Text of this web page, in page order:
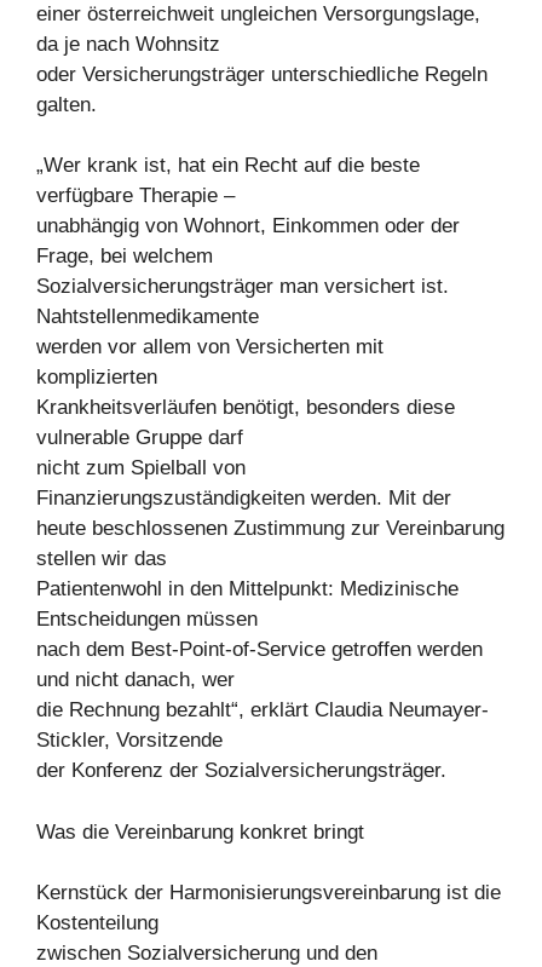
einer österreichweit ungleichen Versorgungslage,
da je nach Wohnsitz
oder Versicherungsträger unterschiedliche Regeln
galten.
„Wer krank ist, hat ein Recht auf die beste
verfügbare Therapie –
unabhängig von Wohnort, Einkommen oder der
Frage, bei welchem
Sozialversicherungsträger man versichert ist.
Nahtstellenmedikamente
werden vor allem von Versicherten mit
komplizierten
Krankheitsverläufen benötigt, besonders diese
vulnerable Gruppe darf
nicht zum Spielball von
Finanzierungszuständigkeiten werden. Mit der
heute beschlossenen Zustimmung zur Vereinbarung
stellen wir das
Patientenwohl in den Mittelpunkt: Medizinische
Entscheidungen müssen
nach dem Best-Point-of-Service getroffen werden
und nicht danach, wer
die Rechnung bezahlt“, erklärt Claudia Neumayer-
Stickler, Vorsitzende
der Konferenz der Sozialversicherungsträger.
Was die Vereinbarung konkret bringt
Kernstück der Harmonisierungsvereinbarung ist die
Kostenteilung
zwischen Sozialversicherung und den